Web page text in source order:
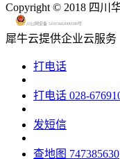
Copyright © 2018 四川
川公网安备 51015602000580号
犀牛云提供企业云服务
打电话
打电话 028-
发短信
查地图 747385630